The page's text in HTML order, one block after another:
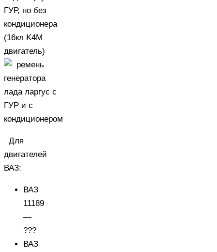
Для
двигателей
ВАЗ:
ВАЗ
11189
—
???
ВАЗ